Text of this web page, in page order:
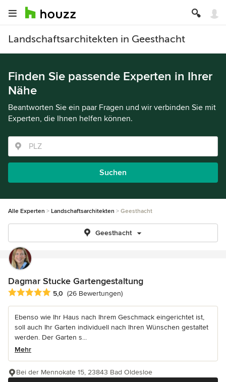
Landschaftsarchitekten in Geesthacht
Finden Sie passende Experten in Ihrer
Nähe
Beantworten Sie ein paar Fragen und wir verbinden Sie mit
Experten, die Ihnen helfen können.
Suchen
Alle Experten Landschaftsarchitekten Geesthacht
Geesthacht
Dagmar Stucke Gartengestaltung
Durchschnittliche Bewertung: 5 von 5 Sternen
5,0 (26 Bewertungen)
Ebenso wie Ihr Haus nach Ihrem Geschmack eingerichtet ist,
soll auch Ihr Garten individuell nach Ihren Wünschen gestaltet
werden. Der Garten s...
Mehr
Bei der Mennokate 15, 23843 Bad Oldesloe